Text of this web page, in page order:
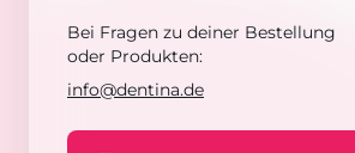
Bei Fragen zu deiner Bestellung
oder Produkten:
info@dentina.de